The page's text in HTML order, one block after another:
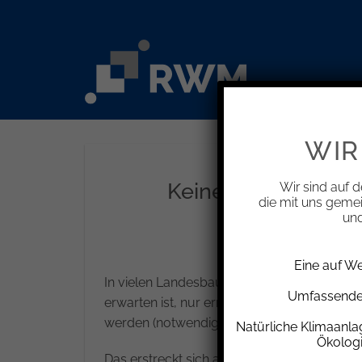
Keinen Anspruch
In vielen Landesbauordnungen wird
erwarten ist, nur errichtet werden dürfen,
werden (notwendige Stellplätze).
Wir sind auf
die mit uns
Eine auf
Natürliche